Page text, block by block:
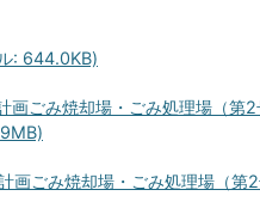
: 644.0KB)
ごみ焼却場・ごみ処理場（第
画ごみ焼却場・ごみ処理場（第